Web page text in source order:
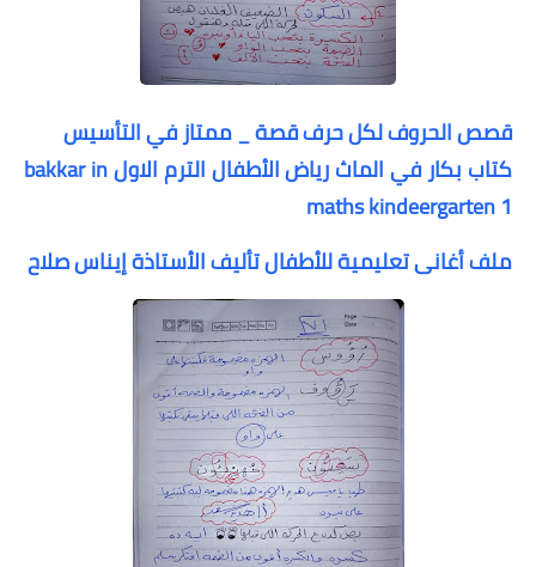
قصص الحروف لكل حرف قصة _ ممتاز في التأسيس
كتاب بكار في الماث رياض الأطفال الترم الاول bakkar in
maths kindeergarten 1
ملف أغانى تعليمية للأطفال تأليف الأستاذة إيناس صلاح